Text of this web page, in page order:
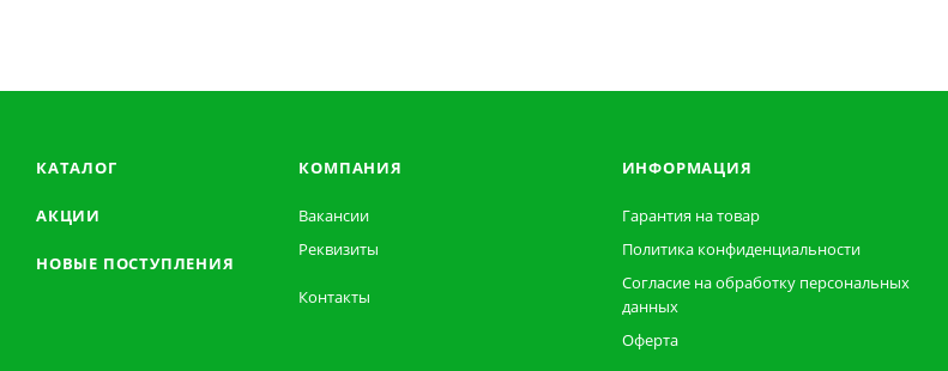
КАТАЛОГ
АКЦИИ
НОВЫЕ ПОСТУПЛЕНИЯ
КОМПАНИЯ
Вакансии
Реквизиты
Контакты
ИНФОРМАЦИЯ
Гарантия на товар
Политика конфиденциальности
Согласие на обработку персональных
данных
Оферта